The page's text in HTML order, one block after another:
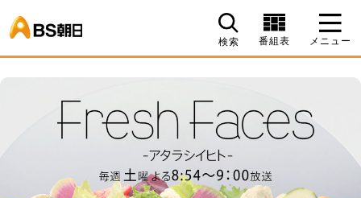
検索 番組表 メニュー